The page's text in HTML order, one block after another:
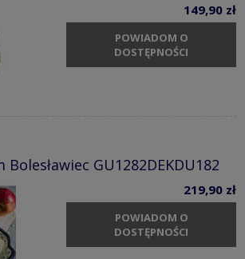
149,90 zł
POWIADOM O
DOSTĘPNOŚCI
Bolesławiec GU1282DEKDU182
219,90 zł
POWIADOM O
DOSTĘPNOŚCI